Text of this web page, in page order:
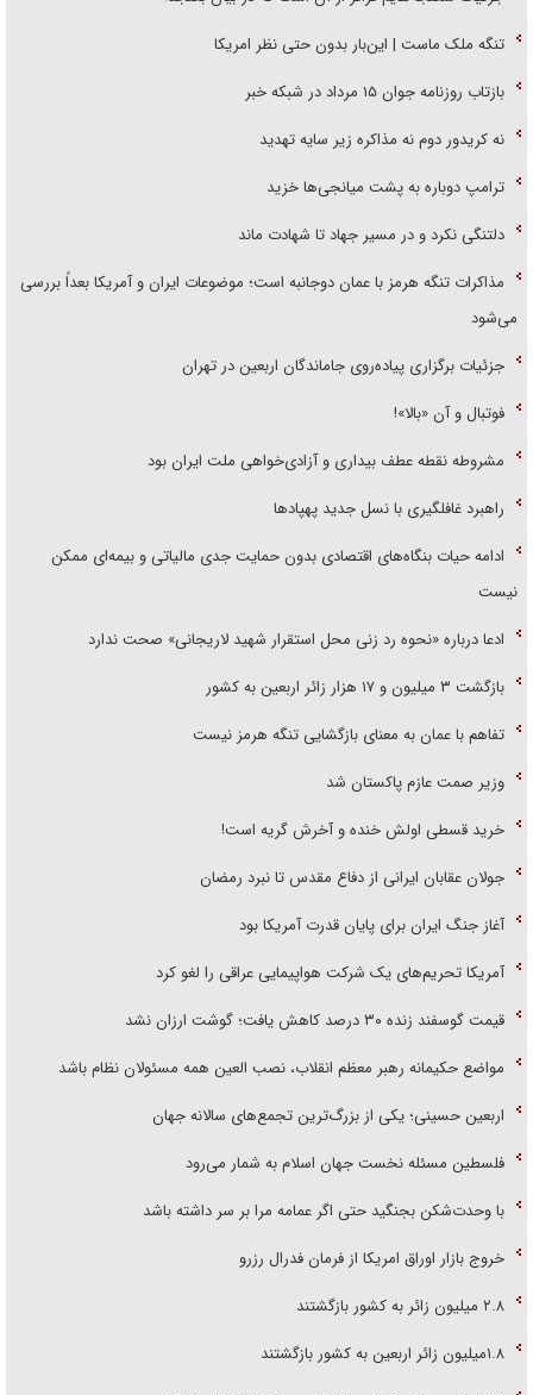
تنگه ملک ماست | این‌بار بدون حتی نظر امریکا
بازتاب روزنامه جوان ۱۵ مرداد در شبکه خبر
نه کریدور دوم نه مذاکره زیر سایه تهدید
ترامپ دوباره به پشت میانجی‌ها خزید
دلتنگی نکرد و در مسیر جهاد تا شهادت ماند
مذاکرات تنگه هرمز با عمان دوجانبه است؛ موضوعات ایران و آمریکا بعداً بررسی
می‌شود
جزئیات برگزاری پیاده‌روی جاماندگان اربعین در تهران
فوتبال و آن «بالا»!
مشروطه نقطه عطف بیداری و آزادی‌خواهی ملت ایران بود
راهبرد غافلگیری با نسل جدید پهپاد‌ها
ادامه حیات بنگاه‌های اقتصادی بدون حمایت جدی مالیاتی و بیمه‌ای ممکن
نیست
ادعا درباره «نحوه رد زنی محل استقرار شهید لاریجانی» صحت ندارد
بازگشت ۳ میلیون و ۱۷ هزار زائر اربعین به کشور
تفاهم با عمان به معنای بازگشایی تنگه هرمز نیست
وزیر صمت عازم پاکستان شد
خرید قسطی اولش خنده و آخرش گریه است!
جولان عقابان ایرانی از دفاع مقدس تا نبرد رمضان
آغاز جنگ ایران برای پایان قدرت آمریکا بود
آمریکا تحریم‌های یک شرکت هواپیمایی عراقی را لغو کرد
قیمت گوسفند زنده ۳۰ درصد کاهش یافت؛ گوشت ارزان نشد
مواضع حکیمانه رهبر معظم انقلاب، نصب العین همه مسئولان نظام باشد
اربعین حسینی؛ یکی از بزرگ‌ترین تجمع‌های سالانه جهان
فلسطین مسئله نخست جهان اسلام به شمار می‌رود
با وحدت‌شکن بجنگید حتی اگر عمامه مرا بر سر داشته باشد
خروج بازار اوراق امریکا از فرمان فدرال رزرو
۲.۸ میلیون زائر به کشور بازگشتند
۱.۸میلیون زائر اربعین به کشور بازگشتند